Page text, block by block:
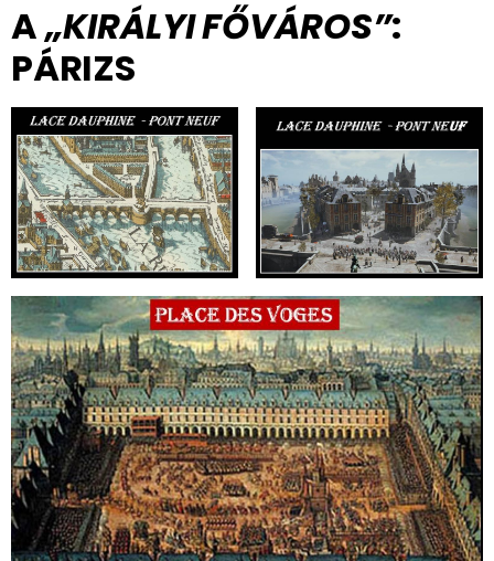
A„KIRÁLYI FŐVÁROS”:
PÁRIZS